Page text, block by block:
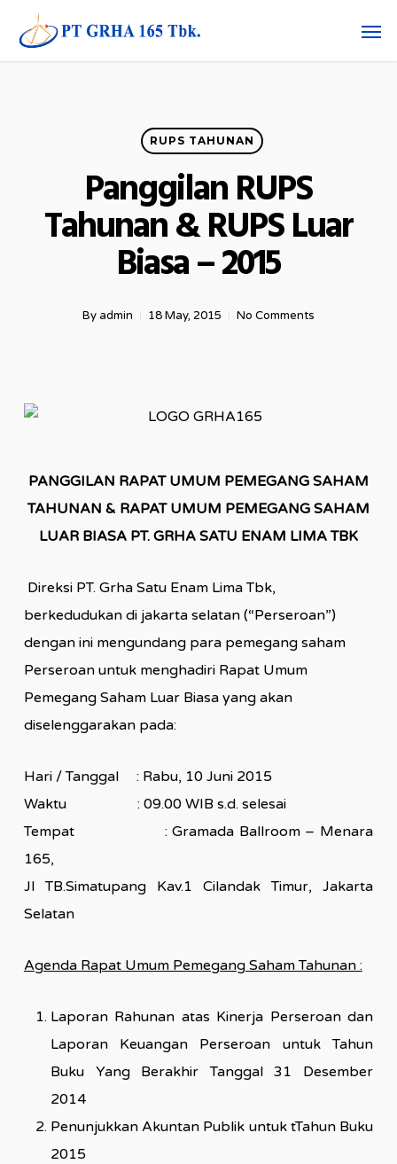
RUPS TAHUNAN
Panggilan RUPS
Tahunan & RUPS Luar
Biasa – 2015
Byadmin 18 May, 2015 No Comments
PANGGILAN RAPAT UMUM PEMEGANG SAHAM
TAHUNAN & RAPAT UMUM PEMEGANG SAHAM
LUAR BIASA PT. GRHA SATU ENAM LIMA TBK
Direksi PT. Grha Satu Enam Lima Tbk,
berkedudukan di jakarta selatan (“Perseroan”)
dengan ini mengundang para pemegang saham
Perseroan untuk menghadiri Rapat Umum
Pemegang Saham Luar Biasa yang akan
diselenggarakan pada:
Hari / Tanggal : Rabu, 10 Juni 2015
Waktu : 09.00 WIB s.d. selesai
Tempat : Gramada Ballroom – Menara
165,
Jl TB.Simatupang Kav.1 Cilandak Timur, Jakarta
Selatan
Agenda Rapat Umum Pemegang Saham Tahunan :
Laporan Rahunan atas Kinerja Perseroan dan
Laporan Keuangan Perseroan untuk Tahun
Buku Yang Berakhir Tanggal 31 Desember
2014
Penunjukkan Akuntan Publik untuk tTahun Buku
2015